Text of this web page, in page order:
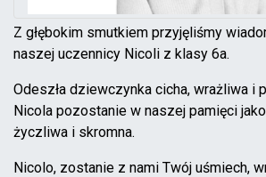
Z głębokim smutkiem przyjęliśmy
naszej uczennicy Nicoli z klasy 6a.
Odeszła dziewczynka cicha, wrażliwa i
Nicola pozostanie w naszej pamięci
życzliwa i skromna.
Nicolo, zostanie z nami Twój uśmiech,